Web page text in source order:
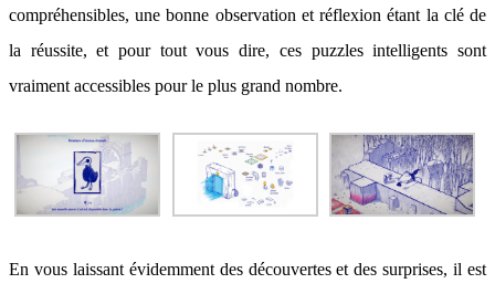
compréhensibles, une bonne observation et réflexion étant la clé de
la réussite, et pour tout vous dire, ces puzzles intelligents sont
vraiment accessibles pour le plus grand nombre.
En vous laissant évidemment des découvertes et des surprises, il est